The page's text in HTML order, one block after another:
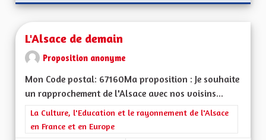
L'Alsace de demain
Proposition anonyme
Mon Code postal: 67160Ma proposition : Je souhaite
un rapprochement de l'Alsace avec nos voisins...
Filtrer les résultats de la catégorie : La Culture, l'Education et
La Culture, l'Education et le rayonnement de l'Alsace
en France et en Europe